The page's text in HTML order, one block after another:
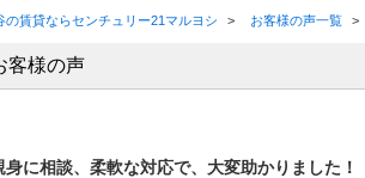
の賃貸ならセンチュリー21マルヨシ > お客様の声一覧 >
客様の声
身に相談、柔軟な対応で、大変助かりました！